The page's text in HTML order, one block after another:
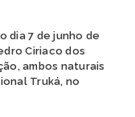
dia 7 de junho de
Ciriaco dos
ambos naturais
Truká, no